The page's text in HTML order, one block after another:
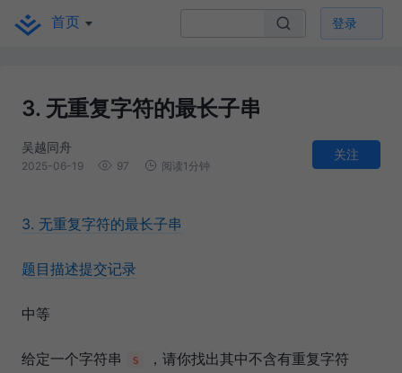
首页 登录
3. 无重复字符的最长子串
吴越同舟
2025-06-19 97 阅读1分钟
关注
3. 无重复字符的最长子串
题目描述提交记录
中等
给定一个字符串 s
，请你找出其中不含有重复字符